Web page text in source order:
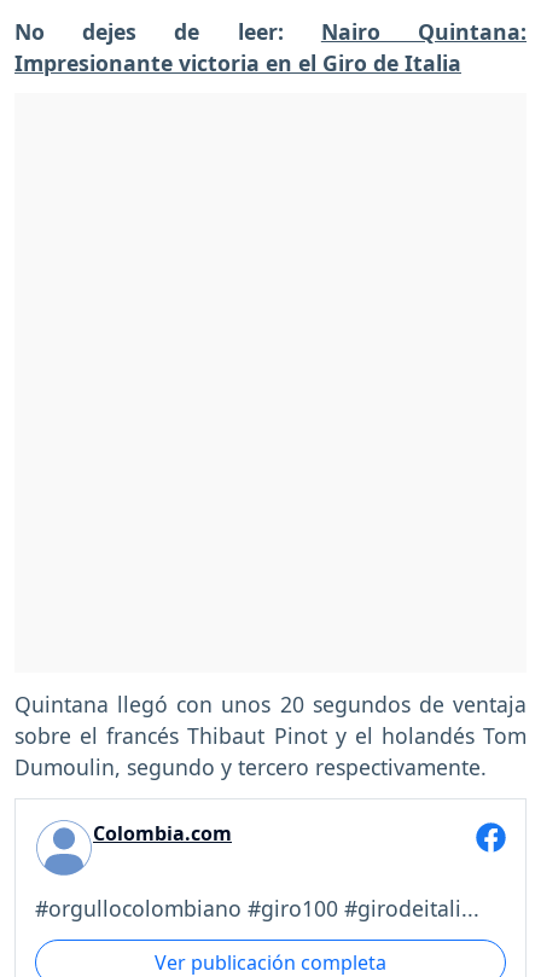
No dejes de leer: Nairo Quintana:
Impresionante victoria en el Giro de Italia
Quintana llegó con unos 20 segundos de ventaja
sobre el francés Thibaut Pinot y el holandés Tom
Dumoulin, segundo y tercero respectivamente.
Colombia.com
#orgullocolombiano #giro100 #girodeitali...
Ver publicación completa